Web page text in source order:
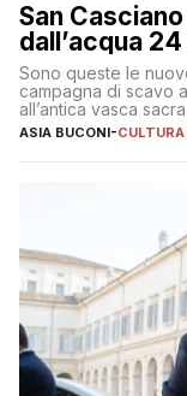
San
dall’acqua
Sono queste le
campagna di scavo
all’antica vasca
Grande
ASIA BUCONI-